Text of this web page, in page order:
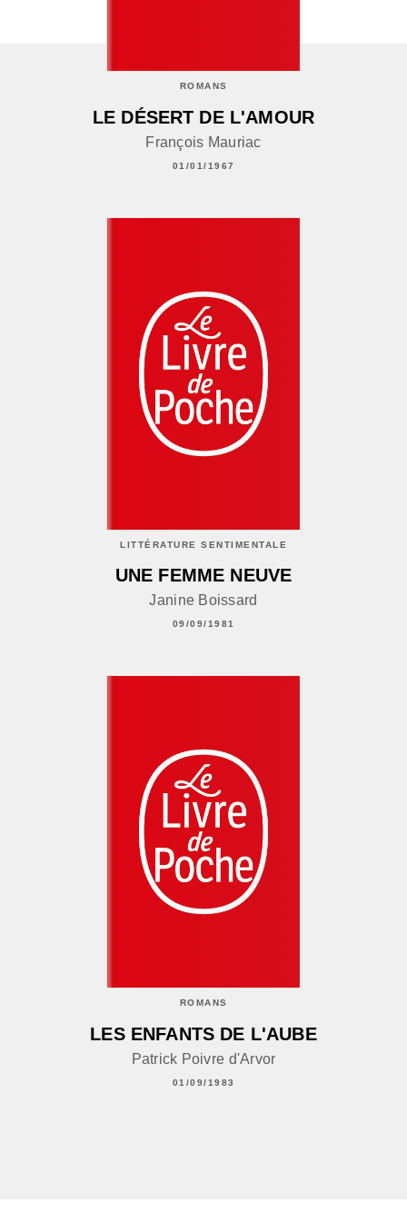
ROMANS
LE DÉSERT DE L'AMOUR
François Mauriac
01/01/1967
LITTÉRATURE SENTIMENTALE
UNE FEMME NEUVE
Janine Boissard
09/09/1981
ROMANS
LES ENFANTS DE L'AUBE
Patrick Poivre d'Arvor
01/09/1983